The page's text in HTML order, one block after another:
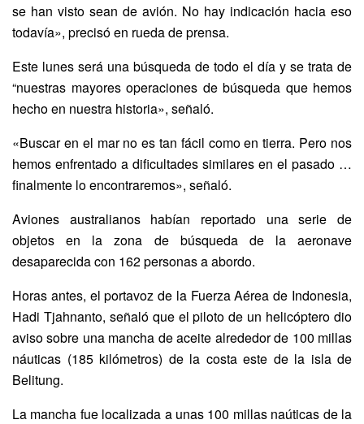
se han visto sean de avión. No hay indicación hacia eso
todavía», precisó en rueda de prensa.
Este lunes será una búsqueda de todo el día y se trata de
“nuestras mayores operaciones de búsqueda que hemos
hecho en nuestra historia», señaló.
«Buscar en el mar no es tan fácil como en tierra. Pero nos
hemos enfrentado a dificultades similares en el pasado …
finalmente lo encontraremos», señaló.
Aviones australianos habían reportado una serie de
objetos en la zona de búsqueda de la aeronave
desaparecida con 162 personas a abordo.
Horas antes, el portavoz de la Fuerza Aérea de Indonesia,
Hadi Tjahnanto, señaló que el piloto de un helicóptero dio
aviso sobre una mancha de aceite alrededor de 100 millas
náuticas (185 kilómetros) de la costa este de la isla de
Belitung.
La mancha fue localizada a unas 100 millas naúticas de la